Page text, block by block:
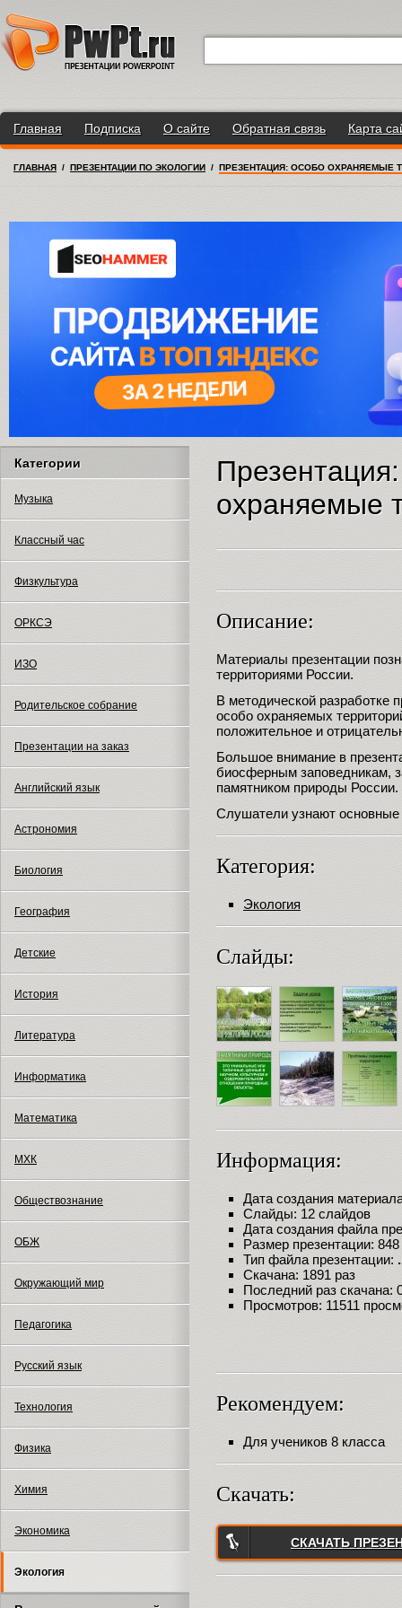
Главная Подписка О сайте Обратная связь Карта
ГЛАВНАЯ / ПРЕЗЕНТАЦИИ ПО ЭКОЛОГИИ / ПРЕЗЕНТАЦИЯ: ОСОБО ОХРАНЯЕМЫЕ
Категории
Музыка
Классный час
Физкультура
ОРКСЭ
ИЗО
Родительское собрание
Презентации на заказ
Английский язык
Астрономия
Биология
География
Детские
История
Литература
Информатика
Математика
МХК
Обществознание
ОБЖ
Окружающий мир
Педагогика
Русский язык
Технология
Физика
Химия
Экономика
Экология
охраняемые
Описание:
Материалы презентации
территориями России.
В методической разработке
особо охраняемых
положительное и
Большое внимание в
биосферным заповедникам,
памятником природы России.
Слушатели узнают
Категория:
Экология
Слайды:
Информация:
Дата создания
Слайды: 12 слайдов
Дата создания файла
Размер презентации:
Тип файла презентации:
Скачана: 1891 раз
Последний раз скачана:
Просмотров: 11511
Рекомендуем:
Для учеников 8 класса
Скачать:
СКАЧАТЬ